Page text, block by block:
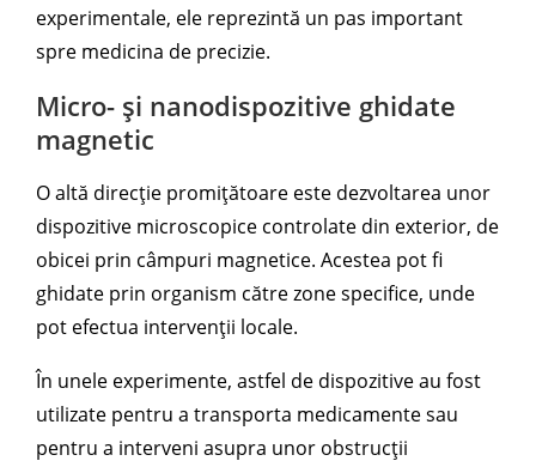
experimentale, ele reprezintă un pas important
spre medicina de precizie.
Micro- și nanodispozitive ghidate
magnetic
O altă direcție promițătoare este dezvoltarea unor
dispozitive microscopice controlate din exterior, de
obicei prin câmpuri magnetice. Acestea pot fi
ghidate prin organism către zone specifice, unde
pot efectua intervenții locale.
În unele experimente, astfel de dispozitive au fost
utilizate pentru a transporta medicamente sau
pentru a interveni asupra unor obstrucții